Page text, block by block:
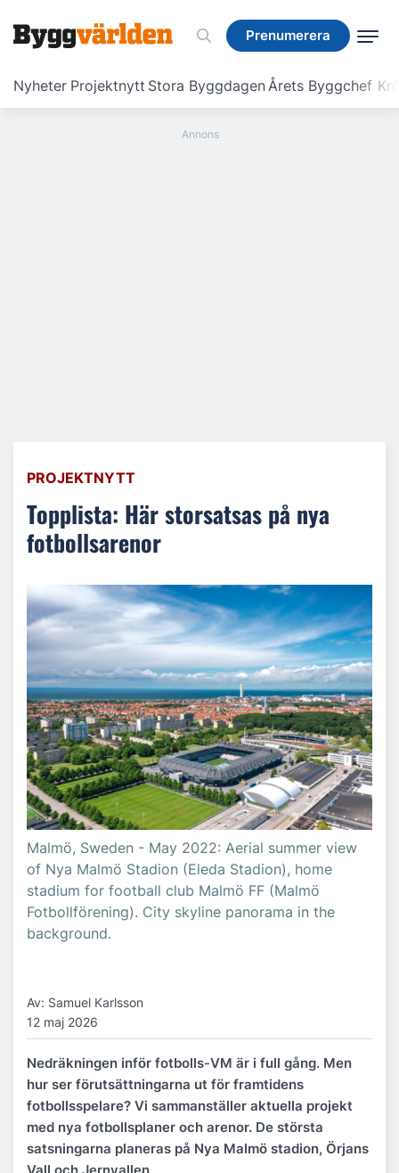
Prenumerera
Nyheter Projektnytt Stora ByggdagenÅrets Byggchef
Prenumerera
PROJEKTNYTT
Topplista: Här storsatsas på nya
fotbollsarenor
Malmö, Sweden - May 2022: Aerial summer view
of Nya Malmö Stadion (Eleda Stadion), home
stadium for football club Malmö FF (Malmö
Fotbollförening). City skyline panorama in the
background.
Av: Samuel Karlsson
12 maj 2026
Nedräkningen inför fotbolls-VM är i full gång. Men
hur ser förutsättningarna ut för framtidens
fotbollsspelare? Vi sammanställer aktuella projekt
med nya fotbollsplaner och arenor. De största
satsningarna planeras på Nya Malmö stadion, Örjans